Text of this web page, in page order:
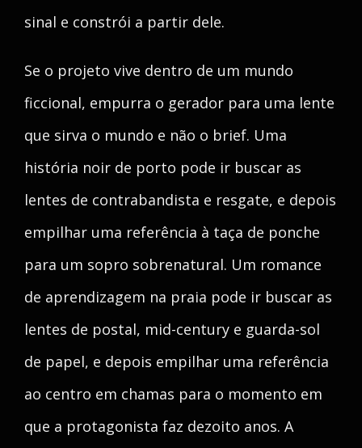
sinal e constrói a partir dele.
Se o projeto vive dentro de um mundo
ficcional, empurra o gerador para uma lente
que sirva o mundo e não o brief. Uma
história noir de porto pode ir buscar as
lentes de contrabandista e resgate, e depois
empilhar uma referência à taça de ponche
para um sopro sobrenatural. Um romance
de aprendizagem na praia pode ir buscar as
lentes de postal, mid-century e guarda-sol
de papel, e depois empilhar uma referência
ao centro em chamas para o momento em
que a protagonista faz dezoito anos. A